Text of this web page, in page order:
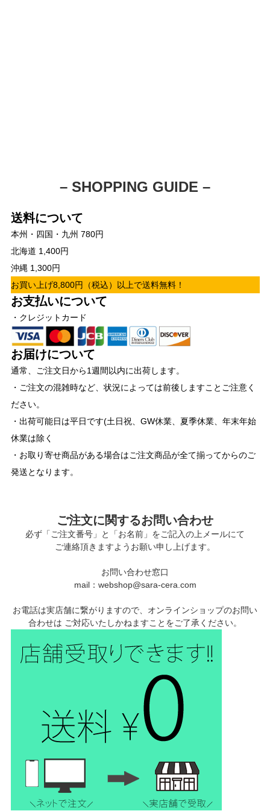
– SHOPPING GUIDE –
送料について
本州・四国・九州 780円
北海道 1,400円
沖縄 1,300円
お買い上げ8,800円（税込）以上で送料無料！
お支払いについて
・クレジットカード
お届けについて
通常、ご注文日から1週間以内に出荷します。
・ご注文の混雑時など、状況によっては前後しますことご注意く
ださい。
・出荷可能日は平日です(土日祝、GW休業、夏季休業、年末年始
休業は除く
・お取り寄せ商品がある場合はご注文商品が全て揃ってからのご
発送となります。
ご注文に関するお問い合わせ
必ず「ご注文番号」と「お名前」をご記入の上メールにて
ご連絡頂きますようお願い申し上げます。
お問い合わせ窓口
mail：webshop@sara-cera.com
お電話は実店舗に繋がりますので、オンラインショップのお問い
合わせは ご対応いたしかねますことをご了承ください。